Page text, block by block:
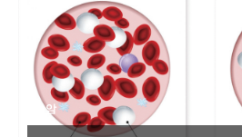
암